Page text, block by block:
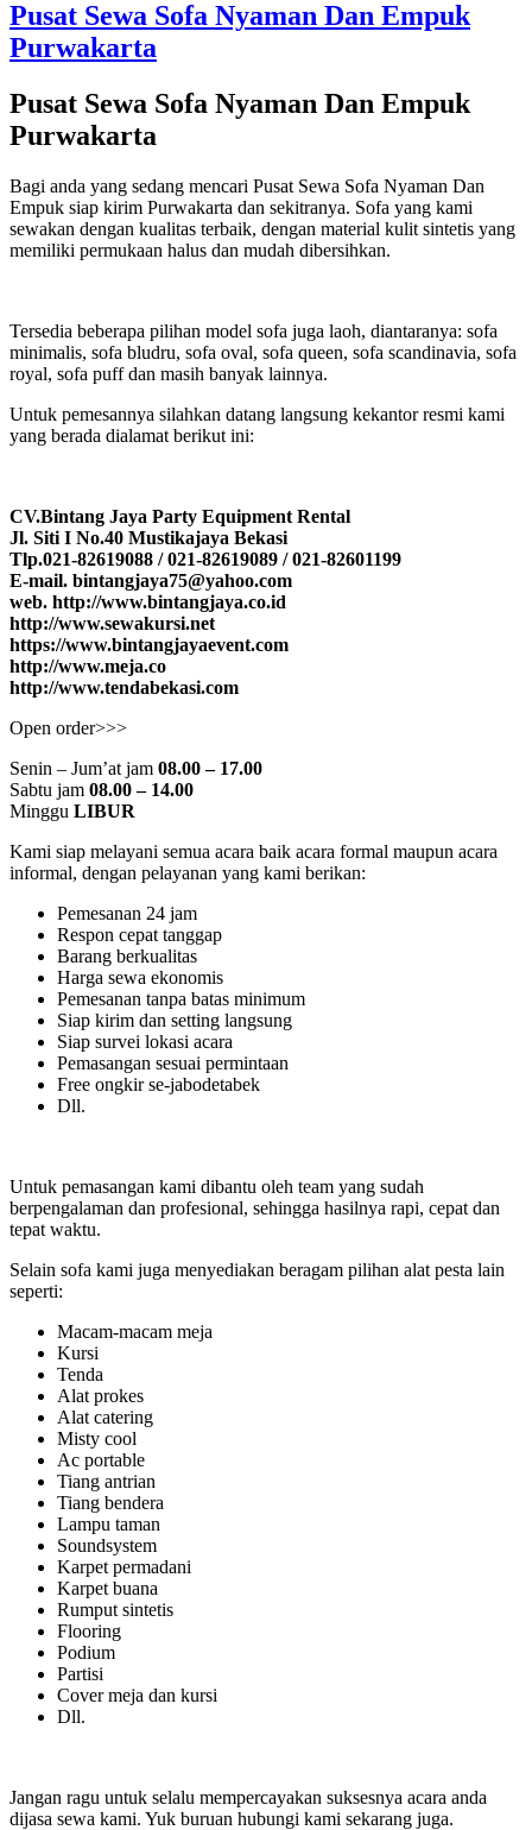
Pusat Sewa Sofa Nyaman Dan Empuk
Purwakarta
Pusat Sewa Sofa Nyaman Dan Empuk
Purwakarta
Bagi anda yang sedang mencari Pusat Sewa Sofa Nyaman Dan
Empuk siap kirim Purwakarta dan sekitranya. Sofa yang kami
sewakan dengan kualitas terbaik, dengan material kulit sintetis yang
memiliki permukaan halus dan mudah dibersihkan.
Tersedia beberapa pilihan model sofa juga laoh, diantaranya: sofa
minimalis, sofa bludru, sofa oval, sofa queen, sofa scandinavia, sofa
royal, sofa puff dan masih banyak lainnya.
Untuk pemesannya silahkan datang langsung kekantor resmi kami
yang berada dialamat berikut ini:
CV.Bintang Jaya Party Equipment Rental
Jl. Siti I No.40 Mustikajaya Bekasi
Tlp.021-82619088 / 021-82619089 / 021-82601199
E-mail. bintangjaya75@yahoo.com
web. http://www.bintangjaya.co.id
http://www.sewakursi.net
https://www.bintangjayaevent.com
http://www.meja.co
http://www.tendabekasi.com
Open order>>>
Senin – Jum’at jam 08.00 – 17.00
Sabtu jam 08.00 – 14.00
Minggu LIBUR
Kami siap melayani semua acara baik acara formal maupun acara
informal, dengan pelayanan yang kami berikan:
Pemesanan 24 jam
Respon cepat tanggap
Barang berkualitas
Harga sewa ekonomis
Pemesanan tanpa batas minimum
Siap kirim dan setting langsung
Siap survei lokasi acara
Pemasangan sesuai permintaan
Free ongkir se-jabodetabek
Dll.
Untuk pemasangan kami dibantu oleh team yang sudah
berpengalaman dan profesional, sehingga hasilnya rapi, cepat dan
tepat waktu.
Selain sofa kami juga menyediakan beragam pilihan alat pesta lain
seperti:
Macam-macam meja
Kursi
Tenda
Alat prokes
Alat catering
Misty cool
Ac portable
Tiang antrian
Tiang bendera
Lampu taman
Soundsystem
Karpet permadani
Karpet buana
Rumput sintetis
Flooring
Podium
Partisi
Cover meja dan kursi
Dll.
Jangan ragu untuk selalu mempercayakan suksesnya acara anda
dijasa sewa kami. Yuk buruan hubungi kami sekarang juga.